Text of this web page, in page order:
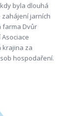
byla dlouhá
zahájení jarních
farma Dvůr
krajina za
hospodaření.